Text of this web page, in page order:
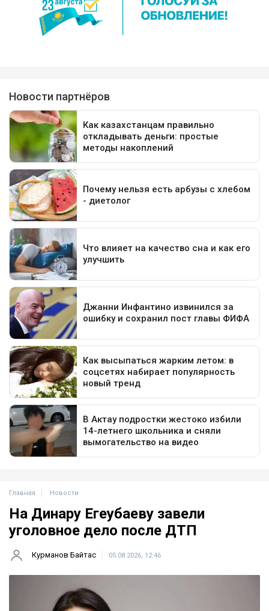
Главная Новости
На Динару Егеубаеву завели
уголовное дело после ДТП
Курманов Байтас 05.08.2026, 12:46